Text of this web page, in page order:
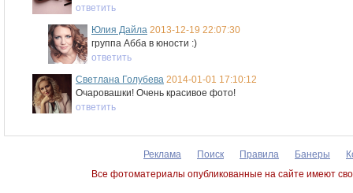
ответить
Юлия Дайла 2013-12-19 22:07:30
группа Абба в юности :)
ответить
Светлана Голубева 2014-01-01 17:10:12
Очаровашки! Очень красивое фото!
ответить
Реклама Поиск Правила Банеры
Все фотоматериалы опубликованные на сайте имеют